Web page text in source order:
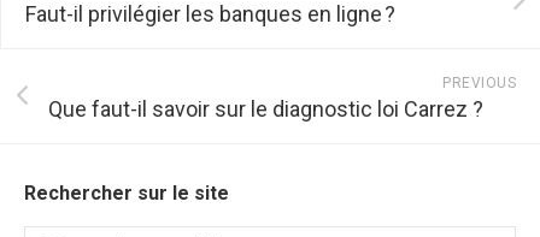
Faut-il privilégier les banques en ligne ?
PREVIOUS
Que faut-il savoir sur le diagnostic loi Carrez ?
Rechercher sur le site